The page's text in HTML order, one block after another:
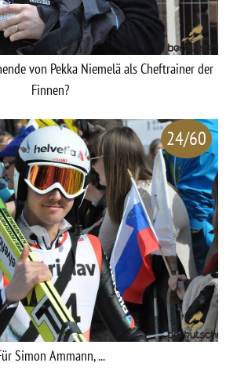
von Pekka Niemelä als Cheftrainer der
Finnen?
24/60
Simon Ammann, ...